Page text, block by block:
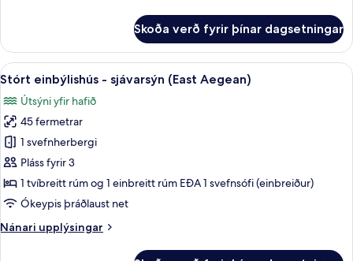
-
nuddbaðker
-
Skoða verð fyrir þínar dagsetningar
Skoða
allar
myndir
fyrir
Stórt
einbýlishús
-
sjávarsýn
Aegean)
Stórt einbýlishús - sjávarsýn (East
12
Stórt einbýlishús - sjávarsýn (East Aegean)
Útsýni yfir hafið
45 fermetrar
1 svefnherbergi
Pláss fyrir 3
1 tvíbreitt rúm og 1 einbreitt rúm EÐA 1 svefnsófi (einbreiður)
Ókeypis þráðlaust net
Nánari upplýsingar
Nánari